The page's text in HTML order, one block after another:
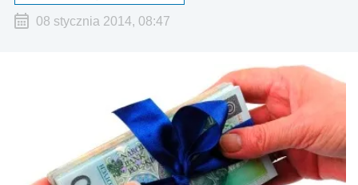
08 stycznia 2014, 08:47